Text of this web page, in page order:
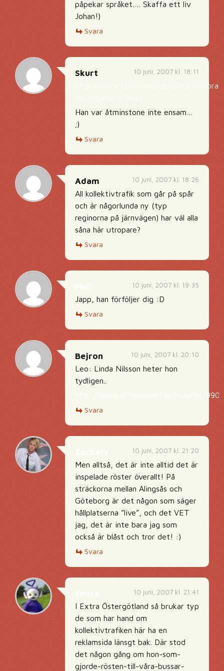
påpekar språket…. Skaffa ett liv
Johan!)
Svara
10 juni, 2007 kl. 18:11
Skurt
http://www.tjuvlyssnat.se/allmant/
Han var åtminstone inte ensam…
;)
Svara
10 juni, 2007 kl. 18:26
Adam
All kollektivtrafik som går på spår
och är någorlunda ny (typ
reginorna på järnvägen) har väl alla
såna här utropare?
Svara
10 juni, 2007 kl. 19:35
Japp, han förföljer dig :D
Svara
10 juni, 2007 kl. 20:10
Bejron
Leo: Linda Nilsson heter hon
tydligen..
http://www.aftonbladet.se/nyheter/
Svara
10 juni, 2007 kl. 21:20
Men alltså, det är inte alltid det är
inspelade röster överallt! På
sträckorna mellan Alingsås och
Göteborg är det någon som säger
hållplatserna ”live”, och det VET
jag, det är inte bara jag som
också är blåst och tror det! :)
Svara
10 juni, 2007 kl. 21:41
I Extra Östergötland så brukar typ
de som har hand om
kollektivtrafiken här ha en
reklamsida länsgt bak. Där stod
det någon gång om hon-som-
gjorde-rösten-till-våra-bussar-